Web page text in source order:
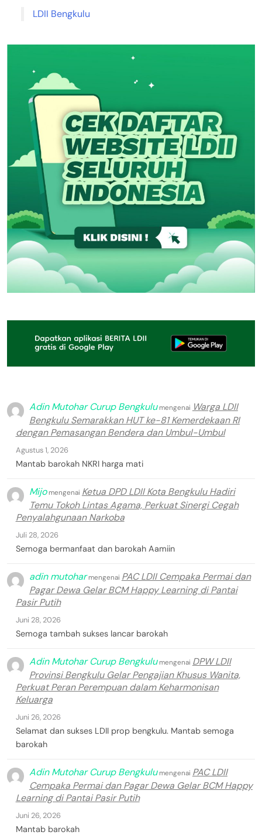
LDII Bengkulu
Adin Mutohar Curup Bengkulumengenai Warga LDII
Bengkulu Semarakkan HUT ke-81 Kemerdekaan RI
dengan Pemasangan Bendera dan Umbul-Umbul
Agustus 1, 2026
Mantab barokah NKRI harga mati
Mijomengenai Ketua DPD LDII Kota Bengkulu Hadiri
Temu Tokoh Lintas Agama, Perkuat Sinergi Cegah
Penyalahgunaan Narkoba
Juli 28, 2026
Semoga bermanfaat dan barokah Aamiin
adin mutoharmengenai PAC LDII Cempaka Permai dan
Pagar Dewa Gelar BCM Happy Learning di Pantai
Pasir Putih
Juni 28, 2026
Semoga tambah sukses lancar barokah
Adin Mutohar Curup Bengkulumengenai DPW LDII
Provinsi Bengkulu Gelar Pengajian Khusus Wanita,
Perkuat Peran Perempuan dalam Keharmonisan
Keluarga
Juni 26, 2026
Selamat dan sukses LDII prop bengkulu. Mantab semoga
barokah
Adin Mutohar Curup Bengkulumengenai PAC LDII
Cempaka Permai dan Pagar Dewa Gelar BCM Happy
Learning di Pantai Pasir Putih
Juni 26, 2026
Mantab barokah